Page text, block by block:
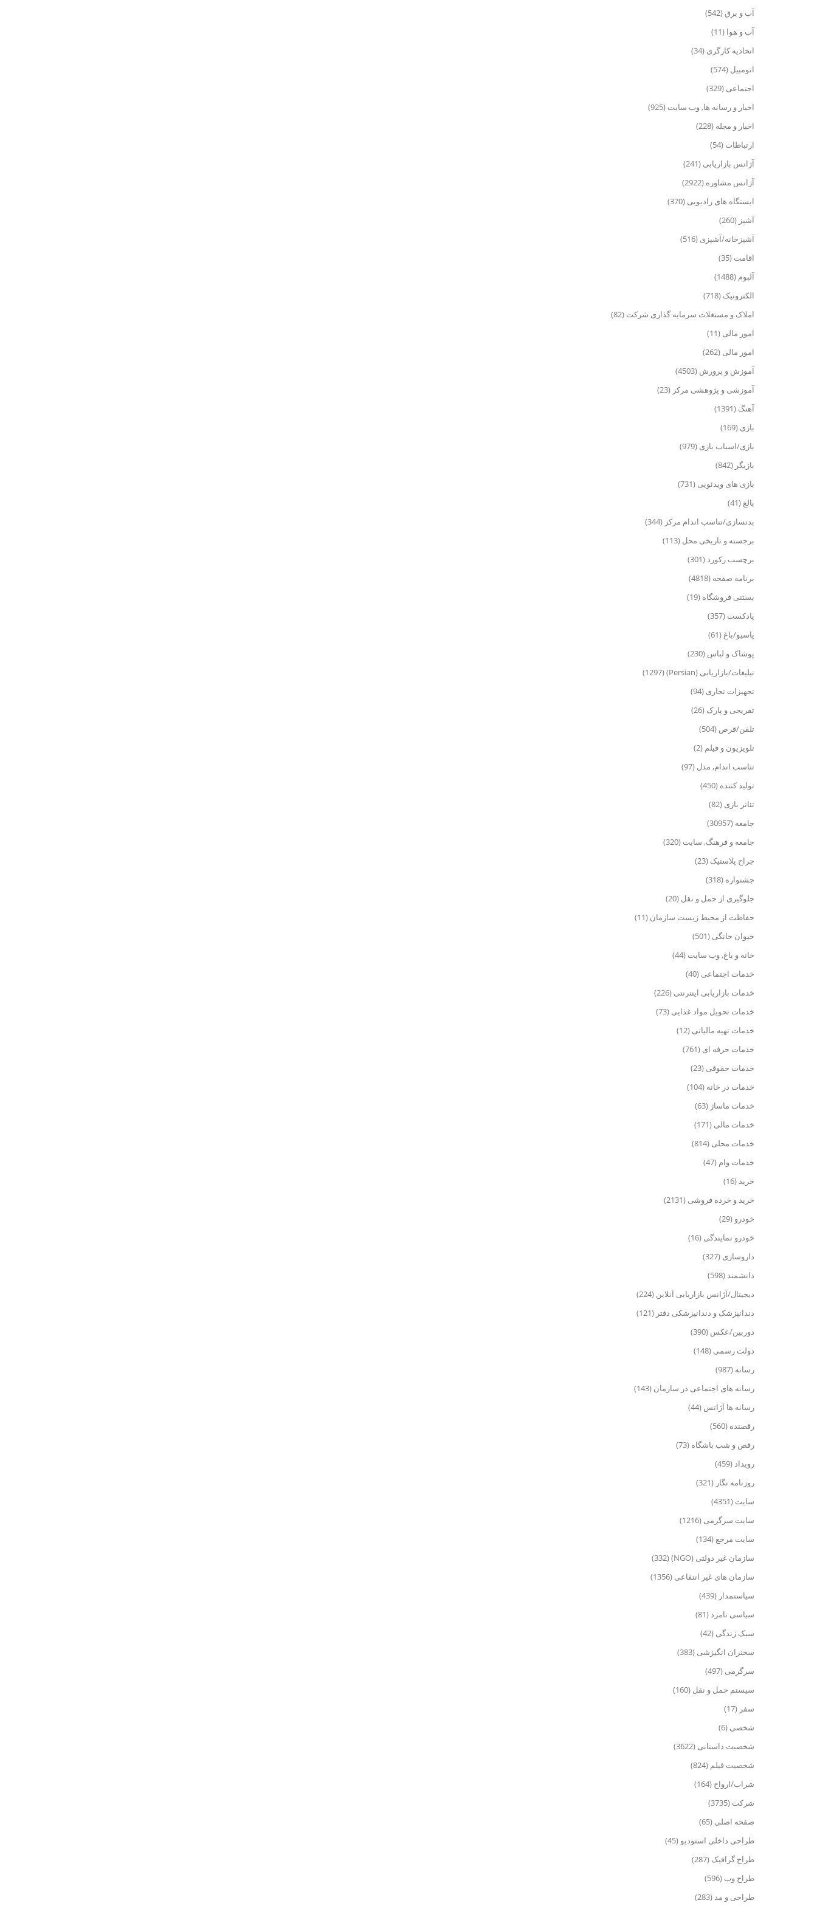
آب و برق (542)
آب و هوا (11)
اتحادیه کارگری (34)
اتومبیل (574)
اجتماعی (329)
اخبار و رسانه ها, وب سایت (925)
اخبار و مجله (228)
ارتباطات (54)
آژانس بازاریابی (241)
آژانس مشاوره (2922)
ایستگاه های رادیویی (370)
آشپز (260)
آشپزخانه/آشپزی (516)
اقامت (35)
آلبوم (1488)
الکترونیک (718)
املاک و مستغلات سرمایه گذاری شرکت (82)
امور مالی (11)
امور مالی (262)
آموزش و پرورش (4503)
آموزشی و پژوهشی مرکز (23)
آهنگ (1391)
بازی (169)
بازی/اسباب بازی (979)
بازیگر (842)
بازی های ویدئویی (731)
بالغ (41)
بدنسازی/تناسب اندام مرکز (344)
برجسته و تاریخی محل (113)
برچسب رکورد (301)
برنامه صفحه (4818)
بستنی فروشگاه (19)
پادکست (357)
پاسیو/باغ (61)
پوشاک و لباس (230)
تبلیغات/بازاریابی (Persian) (1297)
تجهیزات تجاری (94)
تفریحی و پارک (26)
تلفن/قرص (504)
تلویزیون و فیلم (2)
تناسب اندام, مدل (97)
تولید کننده (450)
تئاتر بازی (82)
جامعه (30957)
جامعه و فرهنگ, سایت (320)
جراح پلاستیک (23)
جشنواره (318)
جلوگیری از حمل و نقل (20)
حفاظت از محیط زیست سازمان (11)
حیوان خانگی (501)
خانه و باغ, وب سایت (44)
خدمات اجتماعی (40)
خدمات بازاریابی اینترنتی (226)
خدمات تحویل مواد غذایی (73)
خدمات تهیه مالیاتی (12)
خدمات حرفه ای (761)
خدمات حقوقی (23)
خدمات در خانه (104)
خدمات ماساژ (63)
خدمات مالی (171)
خدمات محلی (814)
خدمات وام (47)
خرید (16)
خرید و خرده فروشی (2131)
خودرو (29)
خودرو نمایندگی (16)
داروسازی (327)
دانشمند (598)
دیجیتال/آژانس بازاریابی آنلاین (224)
دندانپزشک و دندانپزشکی دفتر (121)
دوربین/عکس (390)
دولت رسمی (148)
رسانه (987)
رسانه های اجتماعی در سازمان (143)
رسانه ها آژانس (44)
رقصنده (560)
رقص و شب باشگاه (73)
رویداد (459)
روزنامه نگار (321)
سایت (4351)
سایت سرگرمی (1216)
سایت مرجع (134)
سازمان غیر دولتی (NGO) (332)
سازمان های غیر انتفاعی (1356)
سیاستمدار (439)
سیاسی نامزد (81)
سبک زندگی (42)
سخنران انگیزشی (383)
سرگرمی (497)
سیستم حمل و نقل (160)
سفر (17)
شخصی (6)
شخصیت داستانی (3622)
شخصیت فیلم (824)
شراب/ارواح (164)
شرکت (3735)
صفحه اصلی (65)
طراحی داخلی استودیو (45)
طراح گرافیک (287)
طراح وب (596)
طراحی و مد (283)